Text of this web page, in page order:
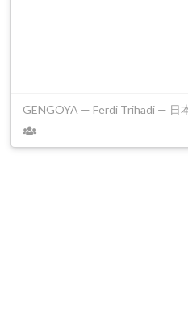
GENGOYA — Ferdi Trihadi — 日